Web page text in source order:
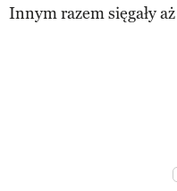
Innym razem sięgały